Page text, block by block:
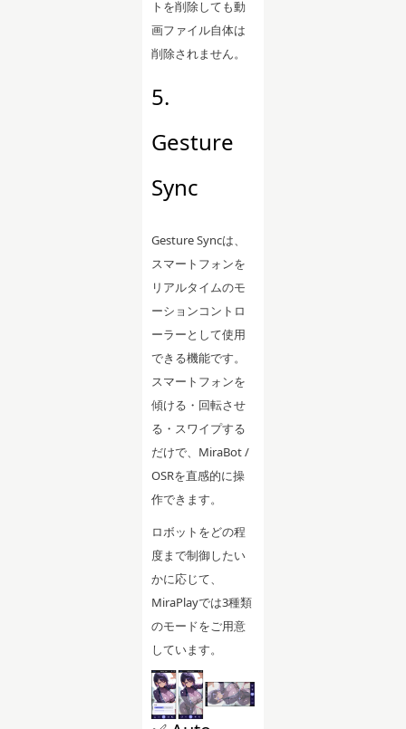
トを削除しても動
画ファイル自体は
削除されません。
5.
Gesture
Sync
Gesture Syncは、
スマートフォンを
リアルタイムのモ
ーションコントロ
ーラーとして使用
できる機能です。
スマートフォンを
傾ける・回転させ
る・スワイプする
だけで、MiraBot /
OSRを直感的に操
作できます。
ロボットをどの程
度まで制御したい
かに応じて、
MiraPlayでは3種類
のモードをご用意
しています。